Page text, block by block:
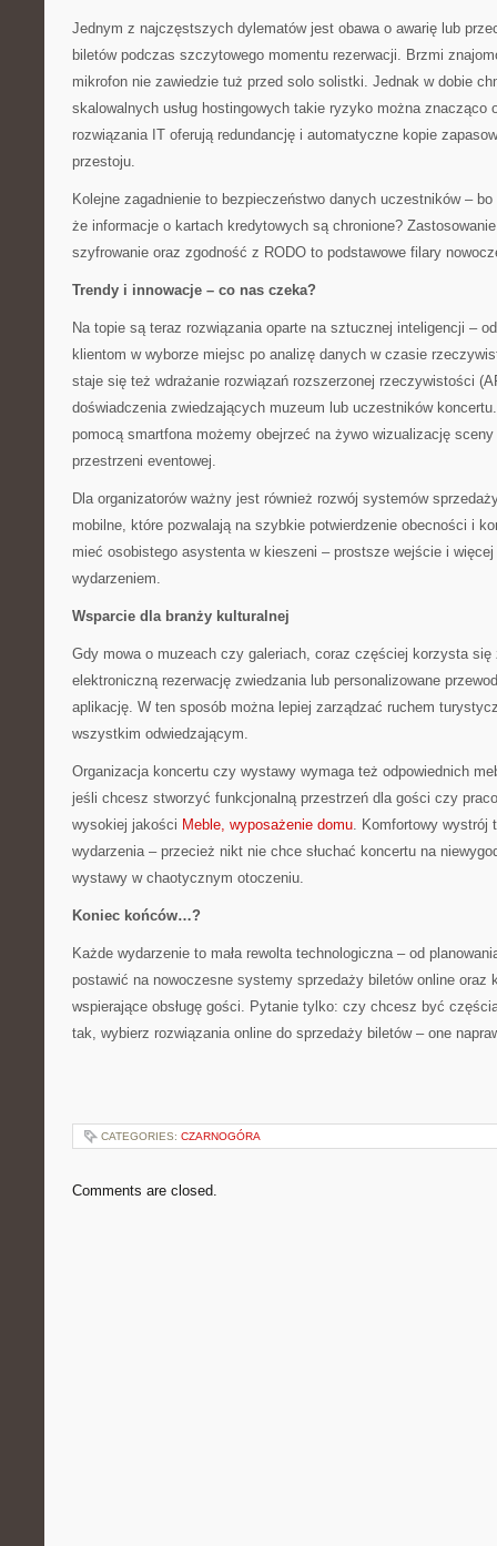
Jednym z najczęstszych dylematów jest obawa o awarię lub
biletów podczas szczytowego momentu rezerwacji. Brzmi
mikrofon nie zawiedzie tuż przed solo solistki. Jednak w dobie
skalowalnych usług hostingowych takie ryzyko można znacząco
rozwiązania IT oferują redundancję i automatyczne kopie
przestoju.
Kolejne zagadnienie to bezpieczeństwo danych uczestników –
że informacje o kartach kredytowych są chronione?
szyfrowanie oraz zgodność z RODO to podstawowe filary
Trendy i innowacje – co nas czeka?
Na topie są teraz rozwiązania oparte na sztucznej inteligencji –
klientom w wyborze miejsc po analizę danych w czasie
staje się też wdrażanie rozwiązań rozszerzonej rzeczywistości
doświadczenia zwiedzających muzeum lub uczestników
pomocą smartfona możemy obejrzeć na żywo wizualizację
przestrzeni eventowej.
Dla organizatorów ważny jest również rozwój systemów
mobilne, które pozwalają na szybkie potwierdzenie obecności i
mieć osobistego asystenta w kieszeni – prostsze wejście i
wydarzeniem.
Wsparcie dla branży kulturalnej
Gdy mowa o muzeach czy galeriach, coraz częściej korzysta
elektroniczną rezerwację zwiedzania lub personalizowane
aplikację. W ten sposób można lepiej zarządzać ruchem
wszystkim odwiedzającym.
Organizacja koncertu czy wystawy wymaga też odpowiednich
jeśli chcesz stworzyć funkcjonalną przestrzeń dla gości czy
wysokiej jakości Meble, wyposażenie domu. Komfortowy wystrój
wydarzenia – przecież nikt nie chce słuchać koncertu na
wystawy w chaotycznym otoczeniu.
Koniec końców…?
Każde wydarzenie to mała rewolta technologiczna – od
postawić na nowoczesne systemy sprzedaży biletów online oraz
wspierające obsługę gości. Pytanie tylko: czy chcesz być
tak, wybierz rozwiązania online do sprzedaży biletów – one
CATEGORIES: CZARNOGÓRA
Comments are closed.